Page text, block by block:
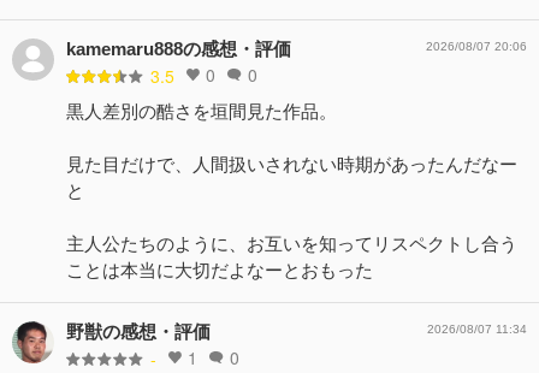
kamemaru888の感想・評価
3.5 0 0
2026/08/07 20:06
黒人差別の酷さを垣間見た作品。
見た目だけで、人間扱いされない時期があったんだなー
と
主人公たちのように、お互いを知ってリスペクトし合う
ことは本当に大切だよなーとおもった
野獣の感想・評価
- 1 0
2026/08/07 11:34